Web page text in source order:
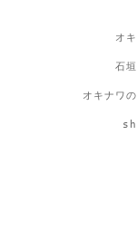
オ
石
オキナワ